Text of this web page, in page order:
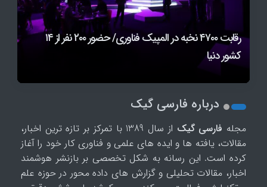
رقابت ۴۷۰۰ نخبه در المپیک فناوری/ حضور ۲۰۰ نفر از ۱۴
کشور دنیا
ثبت‌نام رقابت بزرگ المپیک فناوری ۲۰۲۶ آغاز شد
اولین گجت OpenAI احتمالاً یک اسپیکر دونات‌شکل با
قیمت ۳۰۰ تا ۴۰۰ دلار خواهد بود
محدودیت چت متنی در ChatGPT برای کاربران رایگان
حذف شد
درباره فارسی گیک
مجله فارسی گیک
از سال 1389 با تمرکز بر تازه ترین اخبار،
مقالات، یافته ها و ایده های علمی و فناوری کار خود را آغاز
کرده است. این رسانه به شکل تخصصی بر بازنشر هوشمند
اخبار، مقالات تحلیلی و گزارش های داده محور در حوزه علم